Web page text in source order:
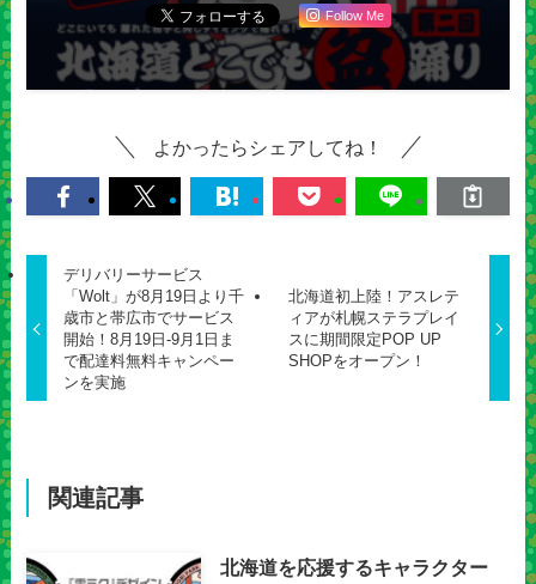
Follow Me
よかったらシェアしてね！
デリバリーサービス
「Wolt」が8月19日より千
歳市と帯広市でサービス
開始！8月19日-9月1日ま
で配達料無料キャンペー
ンを実施
北海道初上陸！アスレテ
ィアが札幌ステラプレイ
スに期間限定POP UP
SHOPをオープン！
関連記事
北海道を応援するキャラクター